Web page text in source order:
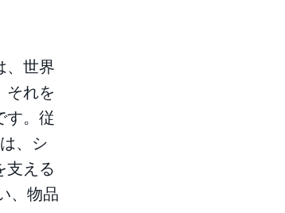
、世界
それを
す。従
、シ
支える
、物品